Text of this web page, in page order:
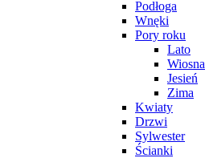
Podłoga
Wnęki
Pory roku
Lato
Wiosna
Jesień
Zima
Kwiaty
Drzwi
Sylwester
Ścianki